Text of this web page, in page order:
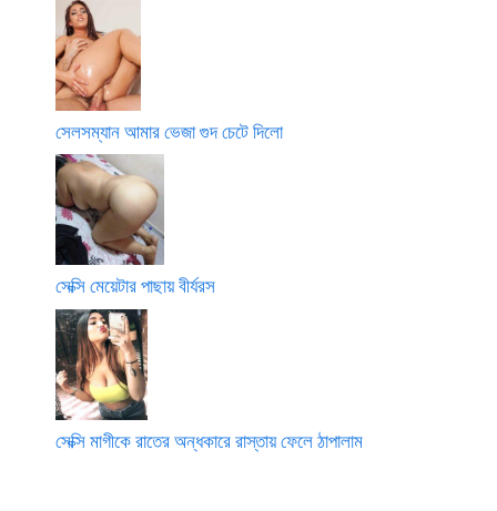
সেলসম্যান আমার ভেজা গুদ চেটে দিলো
সেক্সি মেয়েটার পাছায় বীর্যরস
সেক্সি মাগীকে রাতের অন্ধকারে রাস্তায় ফেলে ঠাপালাম